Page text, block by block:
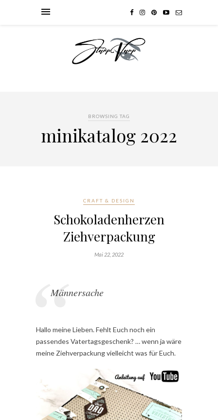
BROWSING TAG
minikatalog 2022
CRAFT & DESIGN
Schokoladenherzen
Ziehverpackung
Mai 22, 2022
Männersache
Hallo meine Lieben. Fehlt Euch noch ein
passendes Vatertagsgeschenk? … wenn ja wäre
meine Ziehverpackung vielleicht was für Euch.